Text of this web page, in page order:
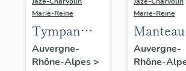
Marie-Reine
Tympan
(décor
d'élévation
Auvergne-
Rhône-Alpes>
Marie-Reine
trumeau
Auvergne-
Rhône-